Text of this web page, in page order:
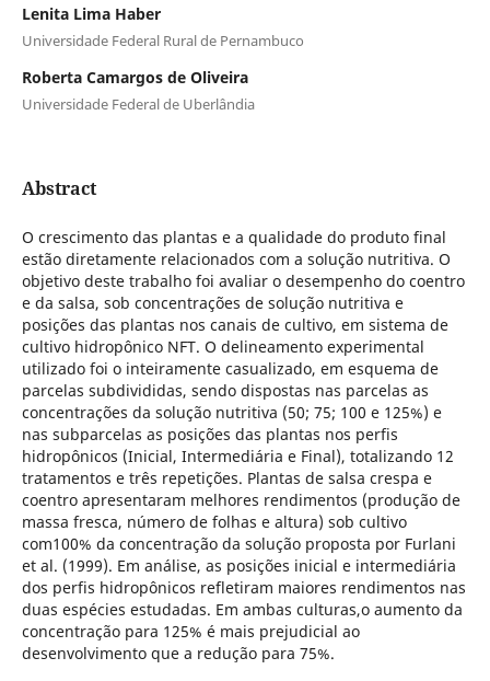
Lenita Lima Haber
Universidade Federal Rural de Pernambuco
Roberta Camargos de Oliveira
Universidade Federal de Uberlândia
Abstract
O crescimento das plantas e a qualidade do produto final
estão diretamente relacionados com a solução nutritiva. O
objetivo deste trabalho foi avaliar o desempenho do coentro
e da salsa, sob concentrações de solução nutritiva e
posições das plantas nos canais de cultivo, em sistema de
cultivo hidropônico NFT. O delineamento experimental
utilizado foi o inteiramente casualizado, em esquema de
parcelas subdivididas, sendo dispostas nas parcelas as
concentrações da solução nutritiva (50; 75; 100 e 125%) e
nas subparcelas as posições das plantas nos perfis
hidropônicos (Inicial, Intermediária e Final), totalizando 12
tratamentos e três repetições. Plantas de salsa crespa e
coentro apresentaram melhores rendimentos (produção de
massa fresca, número de folhas e altura) sob cultivo
com100% da concentração da solução proposta por Furlani
et al. (1999). Em análise, as posições inicial e intermediária
dos perfis hidropônicos refletiram maiores rendimentos nas
duas espécies estudadas. Em ambas culturas,o aumento da
concentração para 125% é mais prejudicial ao
desenvolvimento que a redução para 75%.